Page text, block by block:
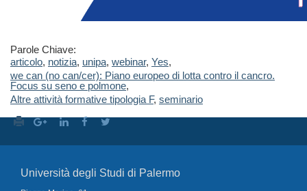
Parole Chiave:
articolo, notizia, unipa, webinar, Yes,
we can (no can/cer): Piano europeo di lotta contro il cancro.
Focus su seno e polmone,
Altre attività formative tipologia F, seminario
Università degli Studi di Palermo